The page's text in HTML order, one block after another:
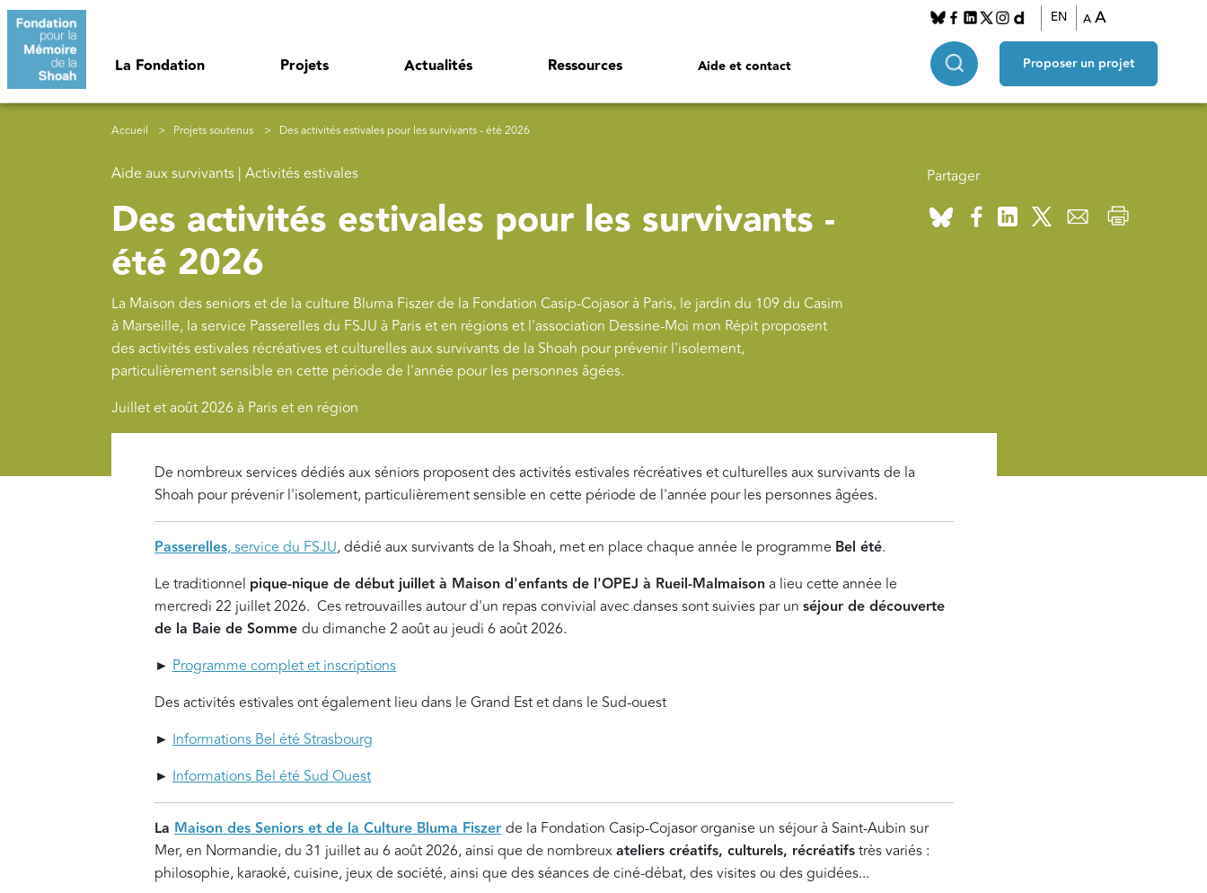
Aller au contenu principal
La Fondation Projets Actualités Ressources Aide et contact
EN A A
Proposer un projet
Fil d'Ariane
Accueil Projets soutenus Des activités estivales pour les survivants - été 2026
Aide aux survivants | Activités estivales
Des activités estivales pour les survivants -
été 2026
La Maison des seniors et de la culture Bluma Fiszer de la Fondation Casip-Cojasor à Paris, le jardin du 109 du Casim
à Marseille, la service Passerelles du FSJU à Paris et en régions et l'association Dessine-Moi mon Répit proposent
des activités estivales récréatives et culturelles aux survivants de la Shoah pour prévenir l'isolement,
particulièrement sensible en cette période de l'année pour les personnes âgées.
Juillet et août 2026 à Paris et en région
Partager
De nombreux services dédiés aux séniors proposent des activités estivales récréatives et culturelles aux survivants de la
Shoah pour prévenir l'isolement, particulièrement sensible en cette période de l'année pour les personnes âgées.
Passerelles, service du FSJU, dédié aux survivants de la Shoah, met en place chaque année le programme Bel été.
Le traditionnel pique-nique de début juillet à Maison d'enfants de l'OPEJ à Rueil-Malmaison a lieu cette année le
mercredi 22 juillet 2026. Ces retrouvailles autour d'un repas convivial avec danses sont suivies par un séjour de découverte
de la Baie de Somme du dimanche 2 août au jeudi 6 août 2026.
► Programme complet et inscriptions
Des activités estivales ont également lieu dans le Grand Est et dans le Sud-ouest
► Informations Bel été Strasbourg
► Informations Bel été Sud Ouest
La Maison des Seniors et de la Culture Bluma Fiszer de la Fondation Casip-Cojasor organise un séjour à Saint-Aubin sur
Mer, en Normandie, du 31 juillet au 6 août 2026, ainsi que de nombreuxateliers créatifs, culturels, récréatifstrès variés :
philosophie, karaoké, cuisine, jeux de société, ainsi que des séances de ciné-débat, des visites ou des guidées...